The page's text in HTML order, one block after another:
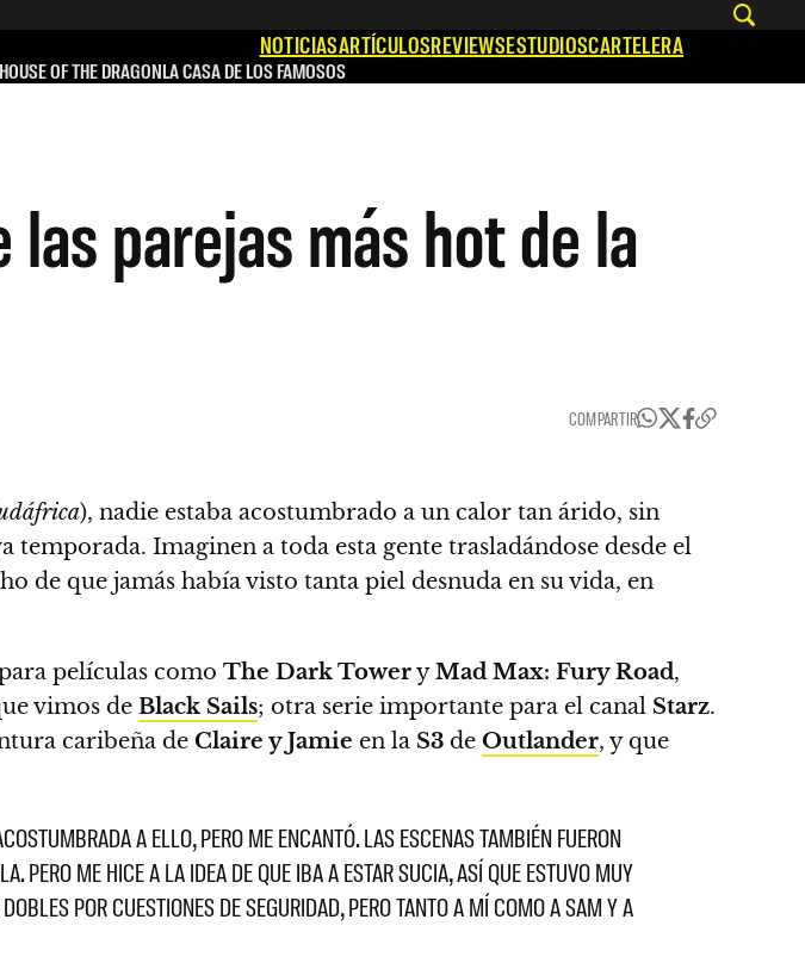
NOTICIASARTÍCULOSREVIEWSESTUDIOSCARTELERA
HOUSE OF THE DRAGONLA CASA DE LOS FAMOSOS
parejas más hot de la
COMPARTIR
), nadie estaba acostumbrado a un calor tan árido, sin
Imaginen a toda esta gente trasladándose desde el
de que jamás había visto tanta piel desnuda en su vida, en
películas como The Dark ToweryMad Max: Fury Road,
vimos de Black Sails; otra serie importante para el canal Starz.
caribeña de Claire y Jamie en la S3 de Outlander, y que
A ELLO, PERO ME ENCANTÓ. LAS ESCENAS TAMBIÉN FUERON
PERO ME HICE A LA IDEA DE QUE IBA A ESTAR SUCIA, ASÍ QUE ESTUVO MUY
POR CUESTIONES DE SEGURIDAD, PERO TANTO A MÍ COMO A SAM Y A